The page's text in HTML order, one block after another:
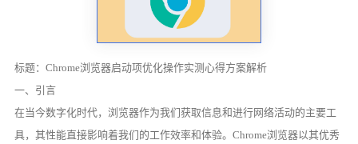
标题：Chrome浏览器启动项优化操作实测心得方案解析
一、引言
在当今数字化时代，浏览器作为我们获取信息和进行网络活动的主要工
具，其性能直接影响着我们的工作效率和体验。Chrome浏览器以其优秀